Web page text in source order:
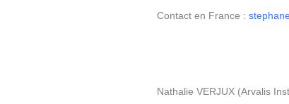
Contact en France :
Nathalie VERJUX (Arvalis